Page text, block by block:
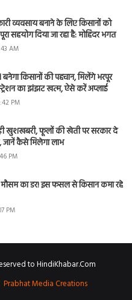
व्यवसाय बनाने के लिए किसानों को
सहयोग दिया जा रहा है: मोहिंदर भगत
AM
किसानों की पहचान, मिलेंगे भरपूर
का झंझट खत्म, ऐसे करें अप्लाई
PM
खुशखबरी, फूलों की खेती पर सरकार दे
जानें कैसे मिलेगा लाभ
PM
का डर! इस फसल से किसान कमा रहे
PM
to HindiKhabar.Com
Prabhat Media Creations